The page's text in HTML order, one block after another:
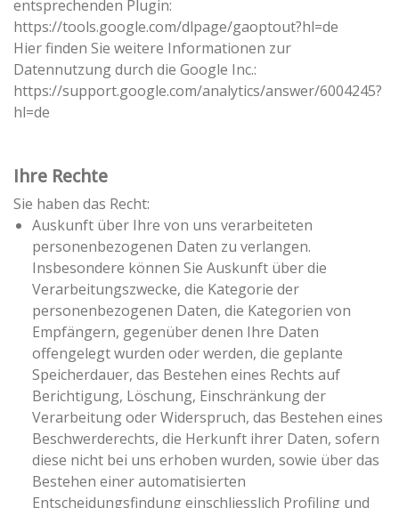
entsprechenden Plugin:
https://tools.google.com/dlpage/gaoptout?hl=de
Hier finden Sie weitere Informationen zur
Datennutzung durch die Google Inc.:
https://support.google.com/analytics/answer/6004245?
hl=de
Ihre Rechte
Sie haben das Recht:
Auskunft über Ihre von uns verarbeiteten
personenbezogenen Daten zu verlangen.
Insbesondere können Sie Auskunft über die
Verarbeitungszwecke, die Kategorie der
personenbezogenen Daten, die Kategorien von
Empfängern, gegenüber denen Ihre Daten
offengelegt wurden oder werden, die geplante
Speicherdauer, das Bestehen eines Rechts auf
Berichtigung, Löschung, Einschränkung der
Verarbeitung oder Widerspruch, das Bestehen eines
Beschwerderechts, die Herkunft ihrer Daten, sofern
diese nicht bei uns erhoben wurden, sowie über das
Bestehen einer automatisierten
Entscheidungsfindung einschliesslich Profiling und